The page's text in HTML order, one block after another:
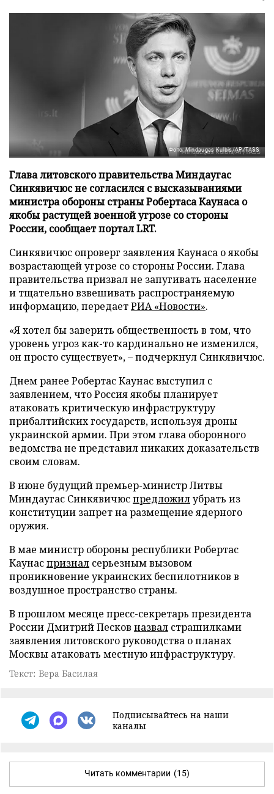
Фото: Mindaugas Kulbis/AP/TASS
Глава литовского правительства Миндаугас
Синкявичюс не согласился с высказываниями
министра обороны страны Робертаса Каунаса о
якобы растущей военной угрозе со стороны
России, сообщает портал LRT.
Синкявичюс опроверг заявления Каунаса о якобы
возрастающей угрозе со стороны России. Глава
правительства призвал не запугивать население
и тщательно взвешивать распространяемую
информацию, передаетРИА «Новости».
«Я хотел бы заверить общественность в том, что
уровень угроз как-то кардинально не изменился,
он просто существует», – подчеркнул Синкявичюс.
Днем ранее Робертас Каунас выступил с
заявлением, что Россия якобы планирует
атаковать критическую инфраструктуру
прибалтийских государств, используя дроны
украинской армии. При этом глава оборонного
ведомства не представил никаких доказательств
своим словам.
В июне будущий премьер-министр Литвы
Миндаугас Синкявичюспредложилубрать из
конституции запрет на размещение ядерного
оружия.
В мае министр обороны республики Робертас
Каунаспризнал серьезным вызовом
проникновение украинских беспилотников в
воздушное пространство страны.
В прошлом месяце пресс-секретарь президента
России Дмитрий Песков назвал страшилками
заявления литовского руководства о планах
Москвы атаковать местную инфраструктуру.
Текст: Вера Басилая
Подписывайтесь на наши
каналы
Читать комментарии (15)